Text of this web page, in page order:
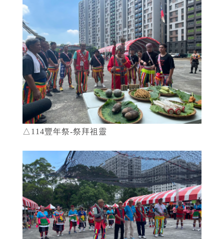
△114豐年祭-祭拜祖靈